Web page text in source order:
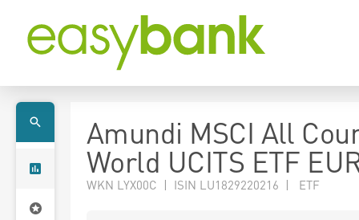
Amundi MSCI All
World UCITS ETF
WKN LYX00C | ISIN LU1829220216 | ETF